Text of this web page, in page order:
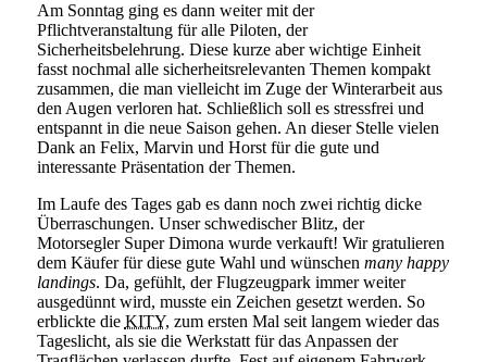
Am Sonntag ging es dann weiter mit der
Pflichtveranstaltung für alle Piloten, der
Sicherheitsbelehrung. Diese kurze aber wichtige Einheit
fasst nochmal alle sicherheitsrelevanten Themen kompakt
zusammen, die man vielleicht im Zuge der Winterarbeit aus
den Augen verloren hat. Schließlich soll es stressfrei und
entspannt in die neue Saison gehen. An dieser Stelle vielen
Dank an Felix, Marvin und Horst für die gute und
interessante Präsentation der Themen.
Im Laufe des Tages gab es dann noch zwei richtig dicke
Überraschungen. Unser schwedischer Blitz, der
Motorsegler Super Dimona wurde verkauft! Wir gratulieren
dem Käufer für diese gute Wahl und wünschen many happy
landings. Da, gefühlt, der Flugzeugpark immer weiter
ausgedünnt wird, musste ein Zeichen gesetzt werden. So
erblickte die KITY, zum ersten Mal seit langem wieder das
Tageslicht, als sie die Werkstatt für das Anpassen der